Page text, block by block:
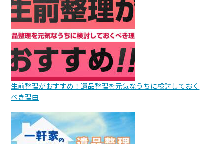
生前整理がおすすめ！遺品整理を元気なうちに検討しておく
べき理由